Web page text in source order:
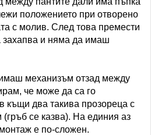
положението при отворено
с молив. След това премести
захапва и няма да имаш
механизъм отзад между
че може да са го
къщи два такива прозореца с
се казва). На единия аз
е по-сложен.